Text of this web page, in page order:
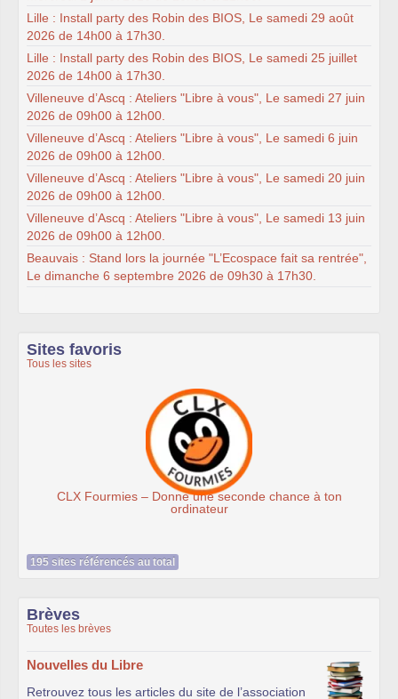
Lille : Install party des Robin des BIOS, Le samedi 29 août
2026 de 14h00 à 17h30.
Lille : Install party des Robin des BIOS, Le samedi 25 juillet
2026 de 14h00 à 17h30.
Villeneuve d’Ascq : Ateliers "Libre à vous", Le samedi 27 juin
2026 de 09h00 à 12h00.
Villeneuve d’Ascq : Ateliers "Libre à vous", Le samedi 6 juin
2026 de 09h00 à 12h00.
Villeneuve d’Ascq : Ateliers "Libre à vous", Le samedi 20 juin
2026 de 09h00 à 12h00.
Villeneuve d’Ascq : Ateliers "Libre à vous", Le samedi 13 juin
2026 de 09h00 à 12h00.
Beauvais : Stand lors la journée "L’Ecospace fait sa rentrée",
Le dimanche 6 septembre 2026 de 09h30 à 17h30.
Sites favoris
Tous les sites
une seconde chance à ton
195 sites référencés au total
Brèves
Toutes les brèves
Nouvelles du Libre
Retrouvez tous les articles du site de l’association